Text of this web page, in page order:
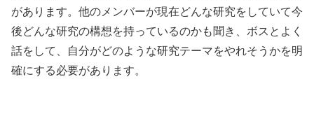
があります。他のメンバーが現在どんな研究をしていて今
後どんな研究の構想を持っているのかも聞き、ボスとよく
話をして、自分がどのような研究テーマをやれそうかを明
確にする必要があります。